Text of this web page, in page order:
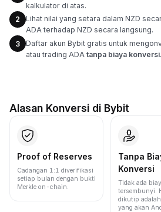
kalkulator di atas.
2
Lihat nilai yang setara dalam NZD
ADA terhadap NZD secara langsung.
3
Daftar akun Bybit gratis untuk
atau trading ADA tanpa biaya konversi.
Alasan Konversi di Bybit
Proof of Reserves
Cadangan 1:1 diverifikasi
setiap bulan dengan bukti
Merkle on-chain.
Tanpa
Konversi
Tidak ada
tersembunyi.
dikutip
yang akan